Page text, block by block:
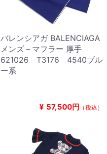
バレンシアガ BALENCIAGA
メンズ－マフラー 厚手
621026 T3176 4540ブル
ー系
¥ 57,500円 （税込）